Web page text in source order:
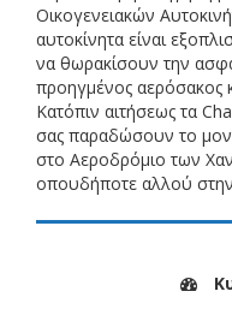
Οικογενειακών
αυτοκίνητα είναι
να θωρακίσουν την
προηγμένος αερόσακος
Κατόπιν αιτήσεως τα
σας παραδώσουν το
στο Αεροδρόμιο των
οπουδήποτε αλλού